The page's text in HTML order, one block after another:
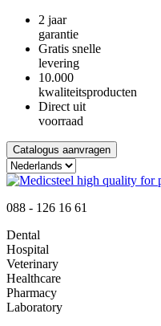
2 jaar
garantie
Gratis snelle
levering
10.000
kwaliteitsproducten
Direct uit
voorraad
Catalogus aanvragen
088 - 126 16 61
Dental
Hospital
Veterinary
Healthcare
Pharmacy
Laboratory